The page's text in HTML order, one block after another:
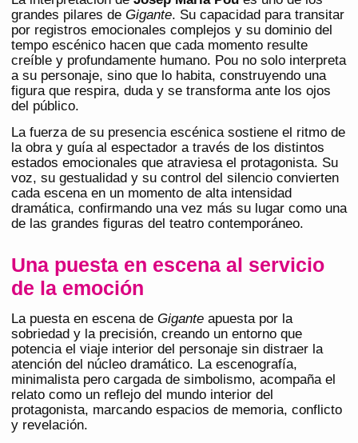
grandes pilares de Gigante. Su capacidad para transitar
por registros emocionales complejos y su dominio del
tempo escénico hacen que cada momento resulte
creíble y profundamente humano. Pou no solo interpreta
a su personaje, sino que lo habita, construyendo una
figura que respira, duda y se transforma ante los ojos
del público.
La fuerza de su presencia escénica sostiene el ritmo de
la obra y guía al espectador a través de los distintos
estados emocionales que atraviesa el protagonista. Su
voz, su gestualidad y su control del silencio convierten
cada escena en un momento de alta intensidad
dramática, confirmando una vez más su lugar como una
de las grandes figuras del teatro contemporáneo.
Una puesta en escena al servicio
de la emoción
La puesta en escena de Gigante apuesta por la
sobriedad y la precisión, creando un entorno que
potencia el viaje interior del personaje sin distraer la
atención del núcleo dramático. La escenografía,
minimalista pero cargada de simbolismo, acompaña el
relato como un reflejo del mundo interior del
protagonista, marcando espacios de memoria, conflicto
y revelación.